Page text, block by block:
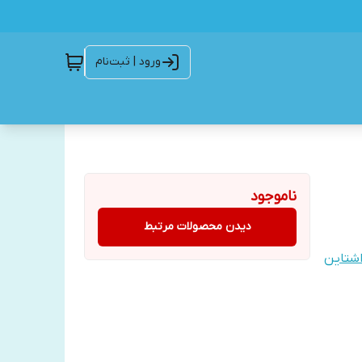
ورود | ثبت‌نام
ناموجود
دیدن محصولات مرتبط